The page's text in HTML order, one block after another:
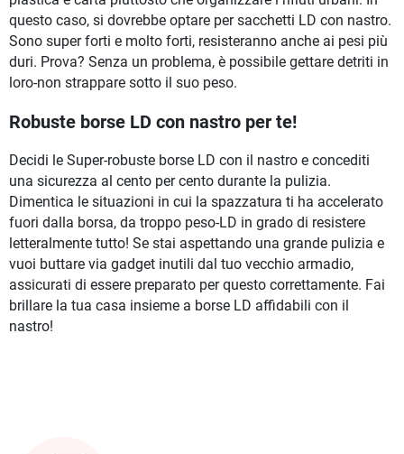
questo caso, si dovrebbe optare per sacchetti LD con nastro.
Sono super forti e molto forti, resisteranno anche ai pesi più
duri. Prova? Senza un problema, è possibile gettare detriti in
loro-non strappare sotto il suo peso.
Robuste borse LD con nastro per te!
Decidi le Super-robuste borse LD con il nastro e concediti
una sicurezza al cento per cento durante la pulizia.
Dimentica le situazioni in cui la spazzatura ti ha accelerato
fuori dalla borsa, da troppo peso-LD in grado di resistere
letteralmente tutto! Se stai aspettando una grande pulizia e
vuoi buttare via gadget inutili dal tuo vecchio armadio,
assicurati di essere preparato per questo correttamente. Fai
brillare la tua casa insieme a borse LD affidabili con il
nastro!